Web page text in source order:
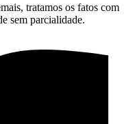
tratamos os fatos com
sem parcialidade.